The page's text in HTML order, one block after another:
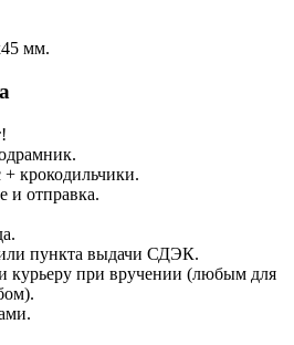
мм.
крокодильчики.
и отправка.
пункта выдачи СДЭК.
курьеру при вручении (любым для